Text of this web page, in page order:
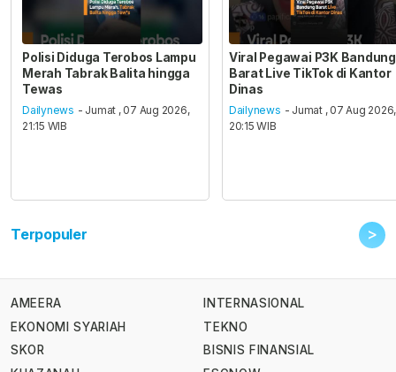
Polisi Diduga Terobos Lampu
Merah Tabrak Balita hingga
Tewas
Dailynews - Jumat , 07 Aug 2026,
21:15 WIB
Viral Pegawai P3K Bandung
Barat Live TikTok di Kantor
Dinas
Dailynews - Jumat , 07 Aug 2026,
20:15 WIB
Terpopuler >
AMEERA
EKONOMI SYARIAH
SKOR
INTERNASIONAL
TEKNO
BISNIS FINANSIAL